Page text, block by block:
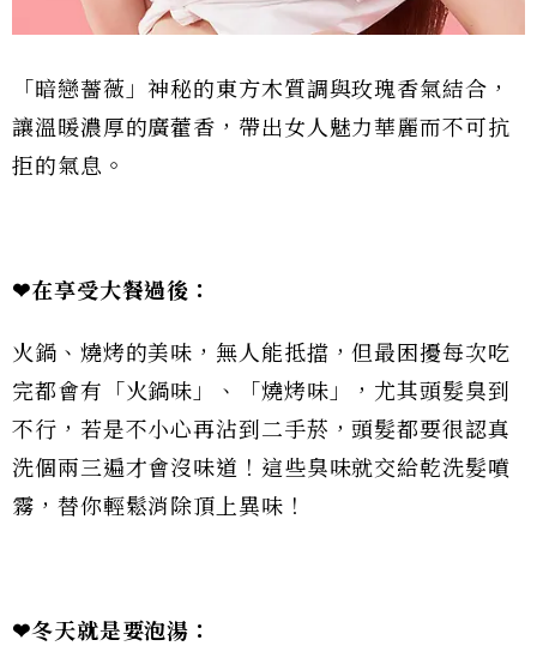
「暗戀薔薇」神秘的東方木質調與玫瑰香氣結合，
讓溫暖濃厚的廣藿香，帶出女人魅力華麗而不可抗
拒的氣息。
❤在享受大餐過後：
火鍋、燒烤的美味，無人能抵擋，但最困擾每次吃
完都會有「火鍋味」、「燒烤味」，尤其頭髮臭到
不行，若是不小心再沾到二手菸，頭髮都要很認真
洗個兩三遍才會沒味道！這些臭味就交給乾洗髮噴
霧，替你輕鬆消除頂上異味！
❤冬天就是要泡湯：